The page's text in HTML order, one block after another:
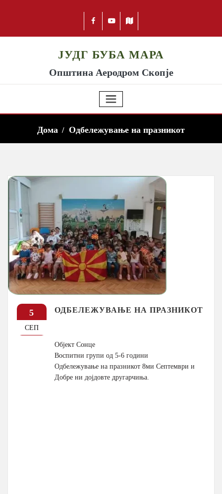
ЈУДГ БУБА МАРА
Општина Аеродром Скопје
Дома Одбележување на празникот
5
СЕП
ОДБЕЛЕЖУВАЊЕ НА ПРАЗНИКОТ
Објект Сонце
Воспитни групи од 5-6 години
Одбележување на празникот 8ми Септември и
Добре ни дојдовте другарчиња.